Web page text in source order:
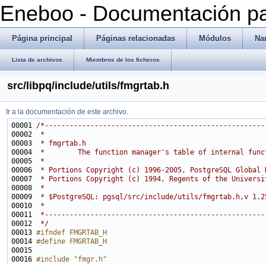
Eneboo - Documentación
Página principal Páginas relacionadas Módulos
Lista de archivos Miembros de los ficheros
src/libpq/include/utils/fmgrtab.h
Ir a la documentación de este archivo.
00001 /
00002
*
00003
* fmgrtab.h
00004
*        The function manager's table of internal
00005
*
00006
* Portions Copyright (c) 1996-2005, PostgreSQL Global
00007
* Portions Copyright (c) 1994, Regents of the
00008
*
00009
* $PostgreSQL: pgsql/src/include/utils/fmgrtab.h,v
00010
*
00011
00012
*/
00013 #ifndef FMGRTAB_H
00014 #define FMGRTAB_H
00015
00016 #include "fmgr.h"